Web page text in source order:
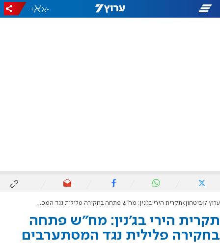
-
+
ערוץ 7 ביטחון תקרית הירי בג'נין: מח"ש פתחה בחקירה פלילית נגד המסתערבים
תקרית הירי בג'נין: מח"ש פתחה
בחקירה פלילית נגד המסתערבים